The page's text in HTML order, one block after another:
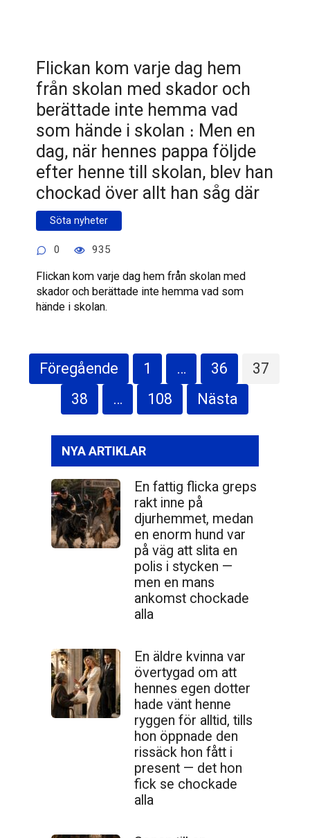
Flickan kom varje dag hem
från skolan med skador och
berättade inte hemma vad
som hände i skolan ։ Men en
dag, när hennes pappa följde
efter henne till skolan, blev han
chockad över allt han såg där
Söta nyheter
0 935
Flickan kom varje dag hem från skolan med
skador och berättade inte hemma vad som
hände i skolan.
Sidnumrering
Föregående 1 … 36
37
38
… 108 Nästa
NYA ARTIKLAR
En fattig flicka greps
rakt inne på
djurhemmet, medan
en enorm hund var
på väg att slita en
polis i stycken —
men en mans
ankomst chockade
alla
En äldre kvinna var
övertygad om att
hennes egen dotter
hade vänt henne
ryggen för alltid, tills
hon öppnade den
ris­säck hon fått i
present — det hon
fick se chockade
alla